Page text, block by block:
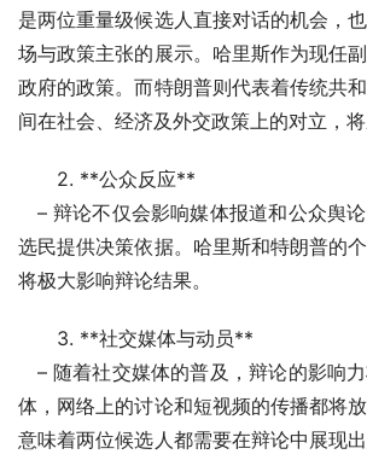
是两位重量级候选人直接对话的机会，
场与政策主张的展示。哈里斯作为现任
政府的政策。而特朗普则代表着传统共
间在社会、经济及外交政策上的对立，将
2. **公众反应**
选民提供决策依据。哈里斯和特朗普的
将极大影响辩论结果。
3. **社交媒体与动员**
体，网络上的讨论和短视频的传播都将
意味着两位候选人都需要在辩论中展现